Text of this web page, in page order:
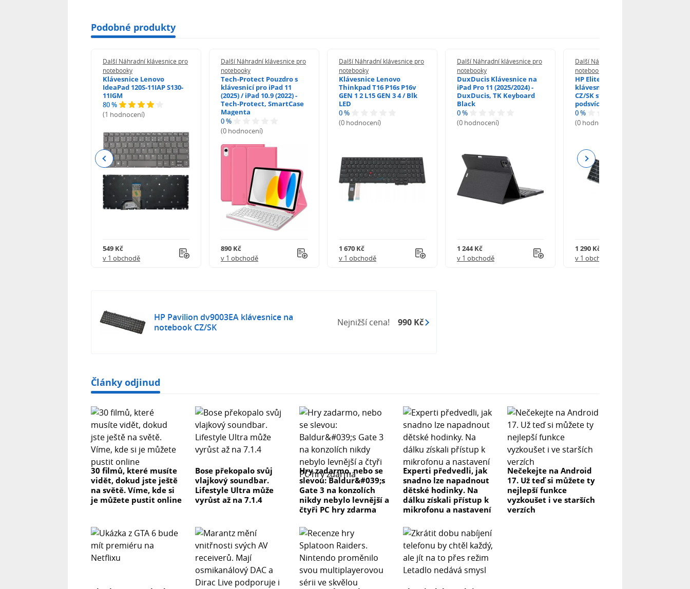
Podobné produkty
Další Náhradní klávesnice pro
notebooky
Klávesnice Lenovo
IdeaPad 120S-11IAP S130-
11IGM
80 %
(1 hodnocení)
549 Kč
v 1 obchodě
Další Náhradní klávesnice pro
notebooky
Tech-Protect Pouzdro s
klávesnicí pro iPad 11
(2025) / iPad 10.9 (2022) -
Tech-Protect, SmartCase
Magenta
0 %
(0 hodnocení)
890 Kč
v 1 obchodě
Další Náhradní klávesnice pro
notebooky
Klávesnice Lenovo
Thinkpad T16 P16s P16v
GEN 1 2 L15 GEN 3 4 / Blk
LED
0 %
(0 hodnocení)
1 670 Kč
v 1 obchodě
Další Náhradní klávesnice pro
notebooky
DuxDucis Klávesnice na
iPad Pro 11 (2025/2024) -
DuxDucis, TK Keyboard
Black
0 %
(0 hodnocení)
1 244 Kč
v 1 obchodě
Další Náhradní klávesnice pro
notebooky
HP EliteBook 840 G6
klávesnice na notebook
CZ/SK stříbrný rámeček,
podsvícená, Trackpoint
0 %
(0 hodnocení)
1 290 Kč
v 1 obchodě
Previous Next
HP Pavilion dv9003EA klávesnice na
notebook CZ/SK
Nejnižší cena! 990 Kč
Články odjinud
30 filmů, které musíte
vidět, dokud jste ještě
na světě. Víme, kde si
je můžete pustit online
Bose překopalo svůj
vlajkový soundbar.
Lifestyle Ultra může
vyrůst až na 7.1.4
Hry zadarmo, nebo se
slevou: Baldur&#039;s
Gate 3 na konzolích
nikdy nebylo levnější a
čtyři PC hry zdarma
Experti předvedli, jak
snadno lze napadnout
dětské hodinky. Na
dálku získali přístup k
mikrofonu a nastavení
Nečekejte na Android
17. Už teď si můžete ty
nejlepší funkce
vyzkoušet i ve starších
verzích